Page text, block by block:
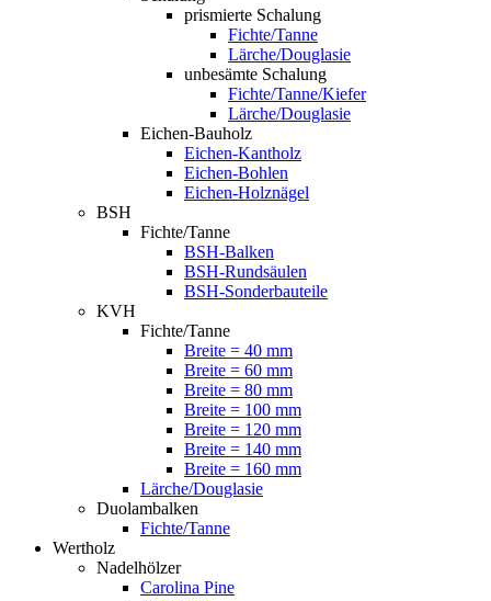
prismierte Schalung
Fichte/Tanne
Lärche/Douglasie
unbesämte Schalung
Fichte/Tanne/Kiefer
Lärche/Douglasie
Eichen-Bauholz
Eichen-Kantholz
Eichen-Bohlen
Eichen-Holznägel
BSH
Fichte/Tanne
BSH-Balken
BSH-Rundsäulen
BSH-Sonderbauteile
KVH
Fichte/Tanne
Breite = 40 mm
Breite = 60 mm
Breite = 80 mm
Breite = 100 mm
Breite = 120 mm
Breite = 140 mm
Breite = 160 mm
Lärche/Douglasie
Duolambalken
Fichte/Tanne
Wertholz
Nadelhölzer
Carolina Pine